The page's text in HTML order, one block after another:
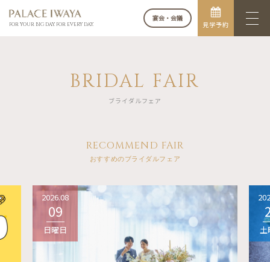
FOR YOUR BIG DAY. FOR EVERY DAY.
宴会・会議
見学予約
BRIDAL FAIR
ブライダルフェア
RECOMMEND FAIR
おすすめのブライダルフェア
2026.08
09
日曜日 土